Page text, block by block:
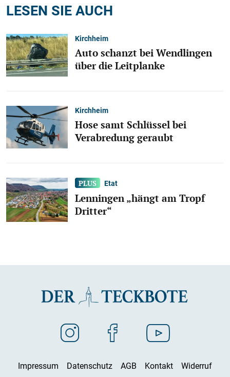
LESEN SIE AUCH
Kirchheim
Auto schanzt bei Wendlingen
über die Leitplanke
Kirchheim
Hose samt Schlüssel bei
Verabredung geraubt
Etat
Lenningen „hängt am Tropf
Dritter“
Impressum Datenschutz AGB Kontakt
Widerruf